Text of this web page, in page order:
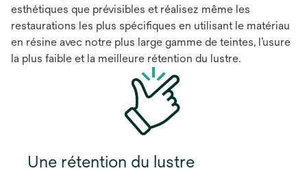
esthétiques que prévisibles et réalisez même les
restaurations les plus spécifiques en utilisant le matériau
en résine avec notre plus large gamme de teintes, l’usure
la plus faible et la meilleure rétention du lustre.
Une rétention du lustre